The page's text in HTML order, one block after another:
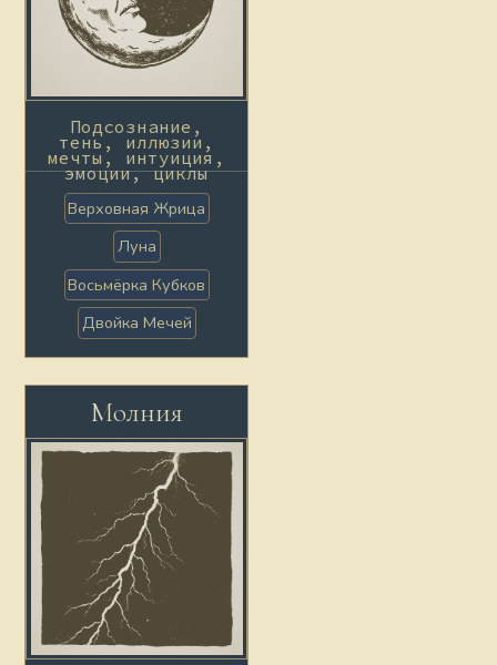
Подсознание,
тень, иллюзии,
мечты, интуиция,
эмоции, циклы
Верховная Жрица
Луна
Восьмёрка Кубков
Двойка Мечей
Молния